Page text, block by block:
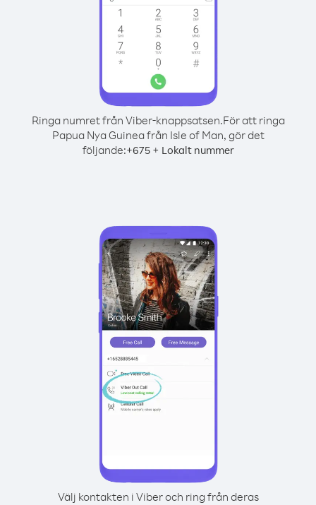
Ringa numret från Viber-knappsatsen.För att ringa
Papua Nya Guinea från Isle of Man, gör det
följande:+675+ Lokalt nummer
Välj kontakten i Viber och ring från deras